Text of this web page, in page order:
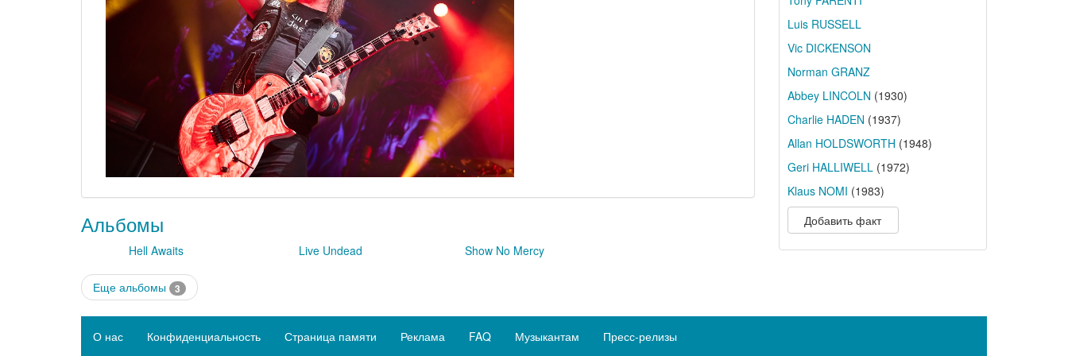
Альбомы
Hell Awaits Live Undead Show No Mercy
Еще альбомы 3
Luis RUSSELL
Vic DICKENSON
Norman GRANZ
Abbey LINCOLN (1930)
Charlie HADEN (1937)
Allan HOLDSWORTH (1948)
Geri HALLIWELL(1972)
Klaus NOMI (1983)
Добавить факт
О нас Конфиденциальность Страница памяти Реклама FAQ Музыкантам Пресс-релизы